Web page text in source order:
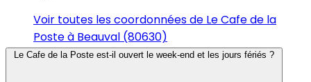
Voir toutes les coordonnées de Le Cafe de la
Poste à Beauval (80630)
Le Cafe de la Poste est-il ouvert le week-end et les jours fériés ?